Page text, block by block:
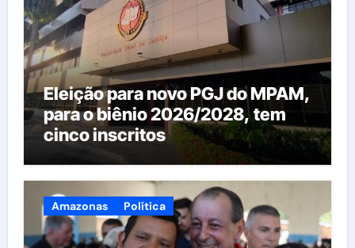
Eleição para novo PGJ do MPAM,
para o biênio 2026/2028, tem
cinco inscritos
Amazonas Política